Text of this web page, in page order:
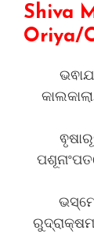
Shiva
Oriya/